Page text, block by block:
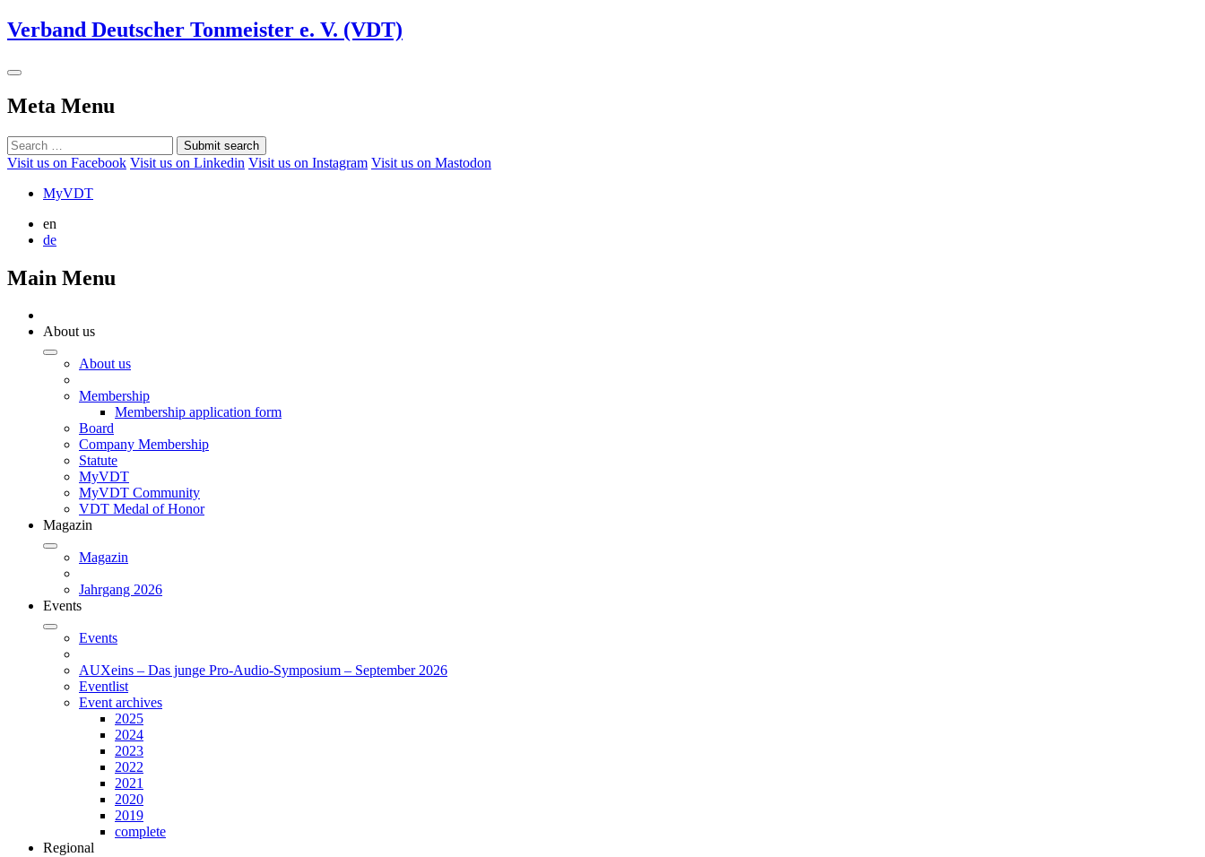
Verband Deutscher Tonmeister e. V. (VDT)
Meta Menu
Submit search
Visit us on Facebook Visit us on Linkedin Visit us on Instagram Visit us on Mastodon
MyVDT
en
de
Main Menu
About us
About us
Membership
Membership application form
Board
Company Membership
Statute
MyVDT
MyVDT Community
VDT Medal of Honor
Magazin
Magazin
Jahrgang 2026
Events
Events
AUXeins – Das junge Pro-Audio-Symposium – September 2026
Eventlist
Event archives
2025
2024
2023
2022
2021
2020
2019
complete
Regional